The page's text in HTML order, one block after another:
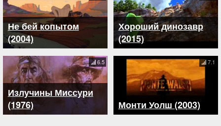
Не бей копытом
(2004)
Хороший динозавр
(2015)
Излучины Миссури
(1976)
6.5
Монти Уолш (2003)
7.1